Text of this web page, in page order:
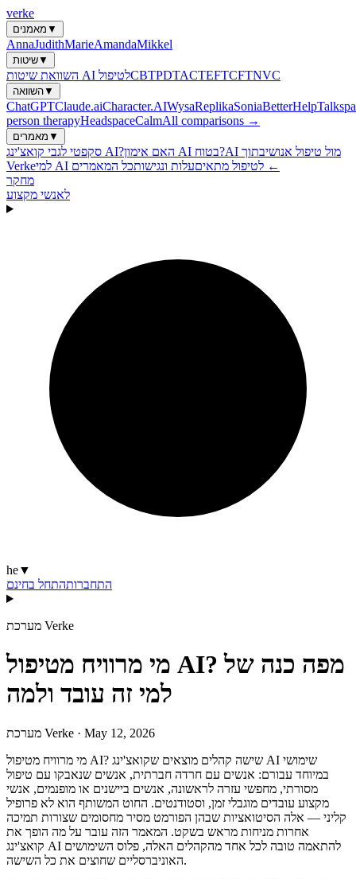
verke
מאמנים ▼
AnnaJudithMarieAmandaMikkel
שיטות▼
השוואת שיטות AI לטיפולCBTPDTACTEFTCFTNVC
השוואה▼
ChatGPTClaude.aiCharacter.AIWysaReplikaSoniaBetterHelp
person therapyHeadspaceCalmAll comparisons →
מאמרים ▼
סקפטי לגבי קואצ'ינג AI? האם אימון AI בטוח? AI מול טיפול אנושיבתוך
Verke
למי AI לטיפול מתאיםעלות ונגישות
כל המאמרים ←
מחקר
לאנשי מקצוע
he▼
התחברותהתחל בחינם
מערכת Verke
מי מרוויח מטיפול AI? מפה כנה של
למי זה עובד ולמה
מערכת Verke · May 12, 2026
מי מרוויח מטיפול AI? שישה קהלים מוצאים שקואצ'ינג AI שימושי
במיוחד עבורם: אנשים עם חרדה חברתית, אנשים שנאבקו עם טיפול
מסורתי, מחפשי עזרה לראשונה, אנשים ביישנים או מופנמים, אנשי
מקצוע עובדים מוגבלי זמן, וסטודנטים. החוט המשותף הוא לא פרופיל
קליני — אלה הסיטואציות שבהן הפורמט מסיר מחסומים שצורות תמיכה
אחרות מניחות מראש בשקט. המאמר הזה עובר על מה הופך את
קואצ'ינג AI להתאמה טובה לכל אחד מהקהלים האלה, פלוס השימושים
האוניברסליים שחוצים את כל השישה.